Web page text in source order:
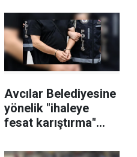
Avcılar Belediyesine
yönelik "ihaleye
fesat karıştırma"
şüpheli tutuklandı